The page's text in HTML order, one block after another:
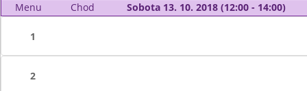
Menu Chod Sobota 13. 10. 2018 (12:00 - 14:00)
1
2